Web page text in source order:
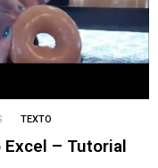
TEXTO
Excel – Tutorial